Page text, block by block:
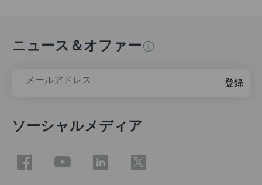
ニュース＆オファー
メールアドレス 登録
ソーシャルメディア